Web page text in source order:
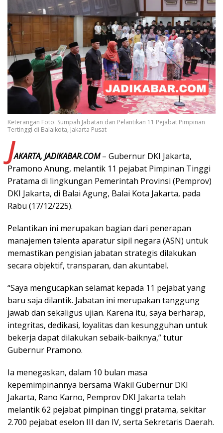
Keterangan Foto: Sumpah Jabatan dan Pelantikan 11 Pejabat Pimpinan
Tertinggi di Balaikota, Jakarta Pusat
JAKARTA, JADIKABAR.COM– Gubernur DKI Jakarta,
Pramono Anung, melantik 11 pejabat Pimpinan Tinggi
Pratama di lingkungan Pemerintah Provinsi (Pemprov)
DKI Jakarta, di Balai Agung, Balai Kota Jakarta, pada
Rabu (17/12/225).
Pelantikan ini merupakan bagian dari penerapan
manajemen talenta aparatur sipil negara (ASN) untuk
memastikan pengisian jabatan strategis dilakukan
secara objektif, transparan, dan akuntabel.
“Saya mengucapkan selamat kepada 11 pejabat yang
baru saja dilantik. Jabatan ini merupakan tanggung
jawab dan sekaligus ujian. Karena itu, saya berharap,
integritas, dedikasi, loyalitas dan kesungguhan untuk
bekerja dapat dilakukan sebaik-baiknya,” tutur
Gubernur Pramono.
Ia menegaskan, dalam 10 bulan masa
kepemimpinannya bersama Wakil Gubernur DKI
Jakarta, Rano Karno, Pemprov DKI Jakarta telah
melantik 62 pejabat pimpinan tinggi pratama, sekitar
2.700 pejabat eselon III dan IV, serta Sekretaris Daerah.